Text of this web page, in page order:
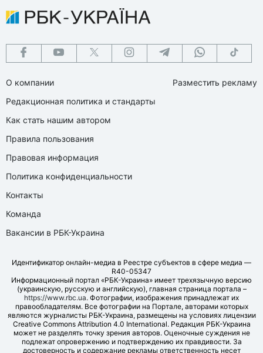
О компании
Редакционная политика и стандарты
Как стать нашим автором
Правила пользования
Правовая информация
Политика конфиденциальности
Контакты
Команда
Вакансии в РБК-Украина
Разместить рекламу
Идентификатор онлайн-медиа в Реестре субъектов в сфере медиа —
R40-05347
Информационный портал «РБК-Украина» имеет трехязычную версию
(украинскую, русскую и английскую), главная страница портала –
https://www.rbc.ua. Фотографии, изображения принадлежат их
правообладателям. Все фотографии на Портале, авторами которых
являются журналисты РБК-Украина, размещены на условиях лицензии
Creative Commons Attribution 4.0 International. Редакция РБК-Украина
может не разделять точку зрения авторов. Оценочные суждения не
подлежат опровержению и подтверждению их правдивости. За
достоверность и содержание рекламы ответственность несет